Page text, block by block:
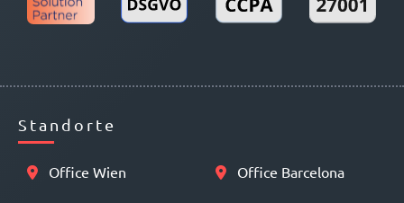
Standorte
Office Wien Office Barcelona